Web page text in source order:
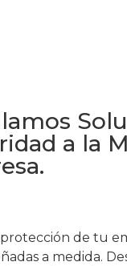
a la
de tu
a medida.